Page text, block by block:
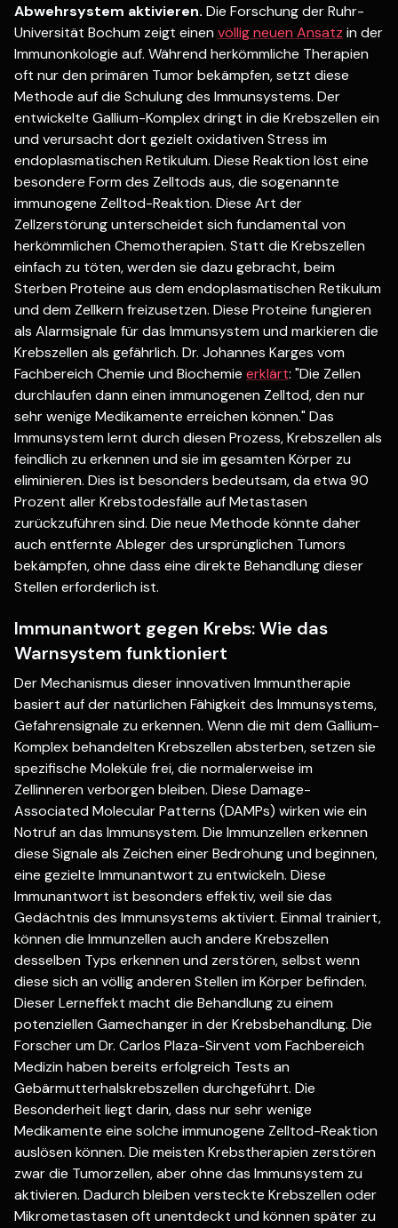
Abwehrsystem aktivieren. Die Forschung der Ruhr-
Universität Bochum zeigt einen völlig neuen Ansatz in der
Immunonkologie auf. Während herkömmliche Therapien
oft nur den primären Tumor bekämpfen, setzt diese
Methode auf die Schulung des Immunsystems. Der
entwickelte Gallium-Komplex dringt in die Krebszellen ein
und verursacht dort gezielt oxidativen Stress im
endoplasmatischen Retikulum. Diese Reaktion löst eine
besondere Form des Zelltods aus, die sogenannte
immunogene Zelltod-Reaktion. Diese Art der
Zellzerstörung unterscheidet sich fundamental von
herkömmlichen Chemotherapien. Statt die Krebszellen
einfach zu töten, werden sie dazu gebracht, beim
Sterben Proteine aus dem endoplasmatischen Retikulum
und dem Zellkern freizusetzen. Diese Proteine fungieren
als Alarmsignale für das Immunsystem und markieren die
Krebszellen als gefährlich. Dr. Johannes Karges vom
Fachbereich Chemie und Biochemie erklärt: "Die Zellen
durchlaufen dann einen immunogenen Zelltod, den nur
sehr wenige Medikamente erreichen können." Das
Immunsystem lernt durch diesen Prozess, Krebszellen als
feindlich zu erkennen und sie im gesamten Körper zu
eliminieren. Dies ist besonders bedeutsam, da etwa 90
Prozent aller Krebstodesfälle auf Metastasen
zurückzuführen sind. Die neue Methode könnte daher
auch entfernte Ableger des ursprünglichen Tumors
bekämpfen, ohne dass eine direkte Behandlung dieser
Stellen erforderlich ist.
Immunantwort gegen Krebs: Wie das
Warnsystem funktioniert
Der Mechanismus dieser innovativen Immuntherapie
basiert auf der natürlichen Fähigkeit des Immunsystems,
Gefahrensignale zu erkennen. Wenn die mit dem Gallium-
Komplex behandelten Krebszellen absterben, setzen sie
spezifische Moleküle frei, die normalerweise im
Zellinneren verborgen bleiben. Diese Damage-
Associated Molecular Patterns (DAMPs) wirken wie ein
Notruf an das Immunsystem. Die Immunzellen erkennen
diese Signale als Zeichen einer Bedrohung und beginnen,
eine gezielte Immunantwort zu entwickeln. Diese
Immunantwort ist besonders effektiv, weil sie das
Gedächtnis des Immunsystems aktiviert. Einmal trainiert,
können die Immunzellen auch andere Krebszellen
desselben Typs erkennen und zerstören, selbst wenn
diese sich an völlig anderen Stellen im Körper befinden.
Dieser Lerneffekt macht die Behandlung zu einem
potenziellen Gamechanger in der Krebsbehandlung. Die
Forscher um Dr. Carlos Plaza-Sirvent vom Fachbereich
Medizin haben bereits erfolgreich Tests an
Gebärmutterhalskrebszellen durchgeführt. Die
Besonderheit liegt darin, dass nur sehr wenige
Medikamente eine solche immunogene Zelltod-Reaktion
auslösen können. Die meisten Krebstherapien zerstören
zwar die Tumorzellen, aber ohne das Immunsystem zu
aktivieren. Dadurch bleiben versteckte Krebszellen oder
Mikrometastasen oft unentdeckt und können später zu